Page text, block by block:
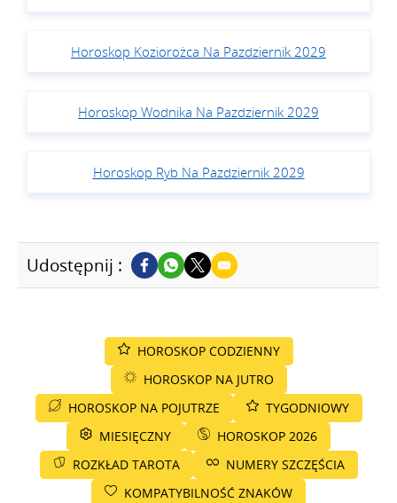
Horoskop Koziorożca Na Pazdziernik 2029
Horoskop Wodnika Na Pazdziernik 2029
Horoskop Ryb Na Pazdziernik 2029
Udostępnij :
HOROSKOP CODZIENNY
HOROSKOP NA JUTRO
HOROSKOP NA POJUTRZE
TYGODNIOWY
MIESIĘCZNY
HOROSKOP 2026
ROZKŁAD TAROTA
NUMERY SZCZĘŚCIA
KOMPATYBILNOŚĆ ZNAKÓW